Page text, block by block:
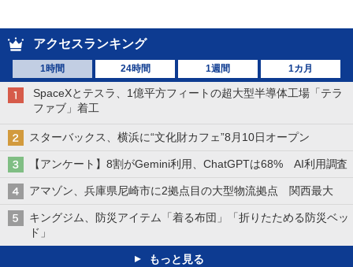
アクセスランキング
1時間 24時間 1週間 1カ月
SpaceXとテスラ、1億平方フィートの超大型半導体工場「テラ
ファブ」着工
スターバックス、横浜に“文化財カフェ”8月10日オープン
【アンケート】8割がGemini利用、ChatGPTは68% AI利用調査
アマゾン、兵庫県尼崎市に2拠点目の大型物流拠点 関西最大
キングジム、防災アイテム「着る布団」「折りたためる防災ベッ
ド」
もっと見る